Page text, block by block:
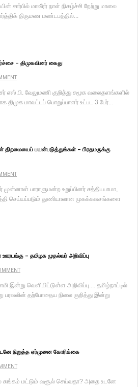
சார்பில் மாவீரர் நாள் நிகழ்ச்சி நேற்று மாலை
கார்த்திக் திருமண மண்டபத்தில்...
– திமுகவினர் கைது
எஸ்.பி. வேலுமணி குறித்து சமூக வலைதளங்களில்
மாவட்டப் பொறுப்பாளர் உட்பட 3 பேர்...
திறமையைப் பயன்படுத்துங்கள் – பிரதமருக்கு
முன்னாள் பாராளுமன்ற உறுப்பினர் சத்தியபாமா,
செய்யப்படும் துணியாலான முகக்கவசங்களை
– தமிழக முதல்வர் அறிவிப்பு
இன்று வெளியிட்டுள்ள அறிவிப்பு.... தமிழ்நாட்டில்
தற்போதைய நிலை குறித்து இன்று
நிறுத்த ஏர்முனை கோரிக்கை
சுங்கம் மட்டும் வசூல் செய்வதா? அதை உடனே